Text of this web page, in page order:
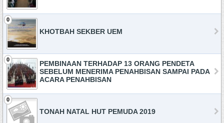
0
KHOTBAH SEKBER UEM
0
PEMBINAAN TERHADAP 13 ORANG PENDETA
SEBELUM MENERIMA PENAHBISAN SAMPAI PADA
ACARA PENAHBISAN
0
TONAH NATAL HUT PEMUDA 2019